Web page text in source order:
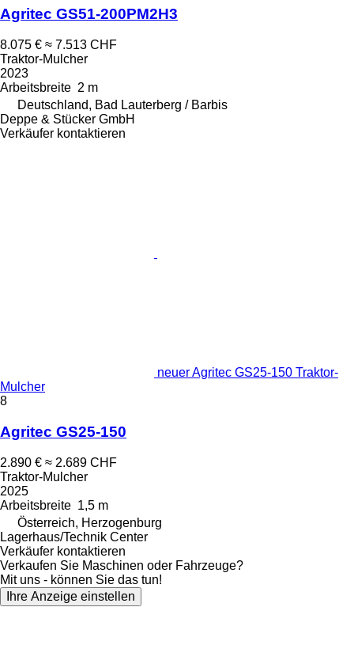
Agritec GS51-200PM2H3
8.075 € ≈ 7.513 CHF
Traktor-Mulcher
2023
Arbeitsbreite 2 m
Deutschland, Bad Lauterberg / Barbis
Deppe & Stücker GmbH
Verkäufer kontaktieren
neuer Agritec GS25-150 Traktor-
Mulcher
8
Agritec GS25-150
2.890 € ≈ 2.689 CHF
Traktor-Mulcher
2025
Arbeitsbreite 1,5 m
Österreich, Herzogenburg
Lagerhaus/Technik Center
Verkäufer kontaktieren
Verkaufen Sie Maschinen oder Fahrzeuge?
Mit uns - können Sie das tun!
Ihre Anzeige einstellen